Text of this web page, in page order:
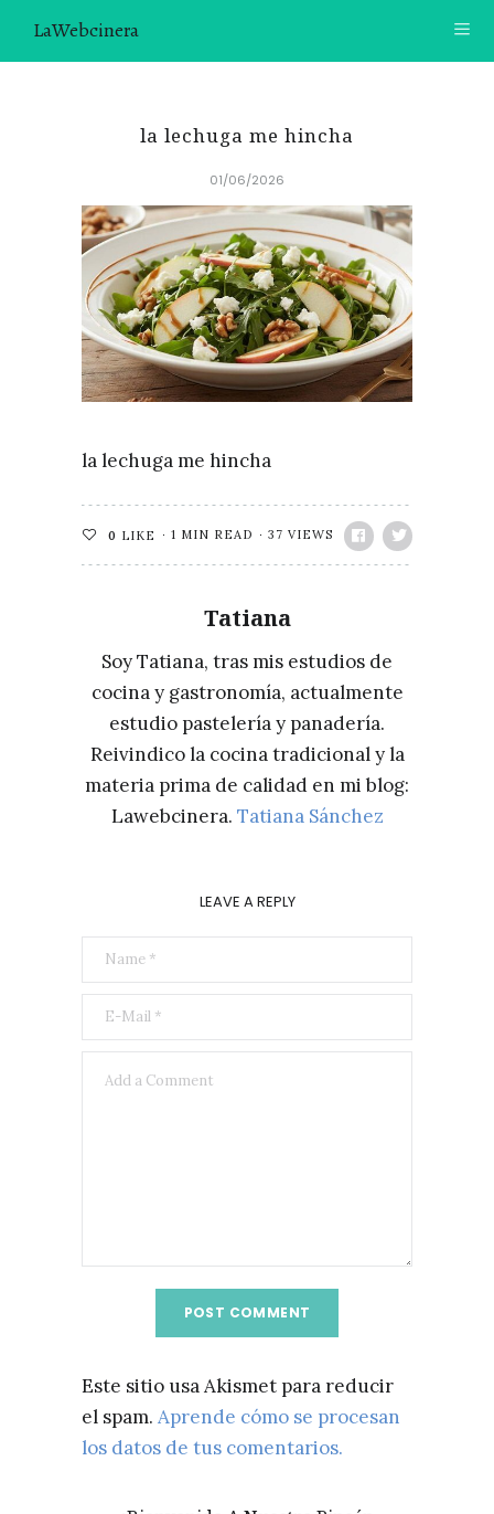
LaWebcinera
CONTACTO
SOBRE MÍ
¿TE GUSTARÍA UNIRTE A NUESTRA AVENTURA GASTRON
ÓMICA?
ÚNETE A LA NEWSLETTER
RECOMENDACIONES
la lechuga me hincha
01/06/2026
la lechuga me hincha
0 LIKE 1 MIN READ 37 VIEWS
Tatiana
Soy Tatiana, tras mis estudios de
cocina y gastronomía, actualmente
estudio pastelería y panadería.
Reivindico la cocina tradicional y la
materia prima de calidad en mi blog:
Lawebcinera. Tatiana Sánchez
LEAVE A REPLY
Este sitio usa Akismet para reducir
el spam. Aprende cómo se procesan
los datos de tus comentarios.